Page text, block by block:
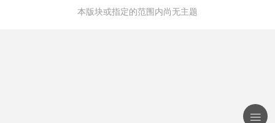
本版块或指定的范围内尚无主题
